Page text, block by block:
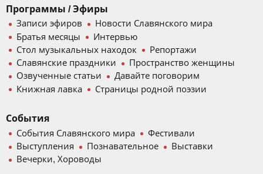
Программы / Эфиры
Записи эфиров
Новости Славянского мира
Братья месяцы
Интервью
Стол музыкальных находок
Репортажи
Славянские праздники
Пространство женщины
Озвученные статьи
Давайте поговорим
Книжная лавка
Страницы родной поэзии
События
События Славянского мира
Фестивали
Выступления
Познавательное
Выставки
Вечерки, Хороводы